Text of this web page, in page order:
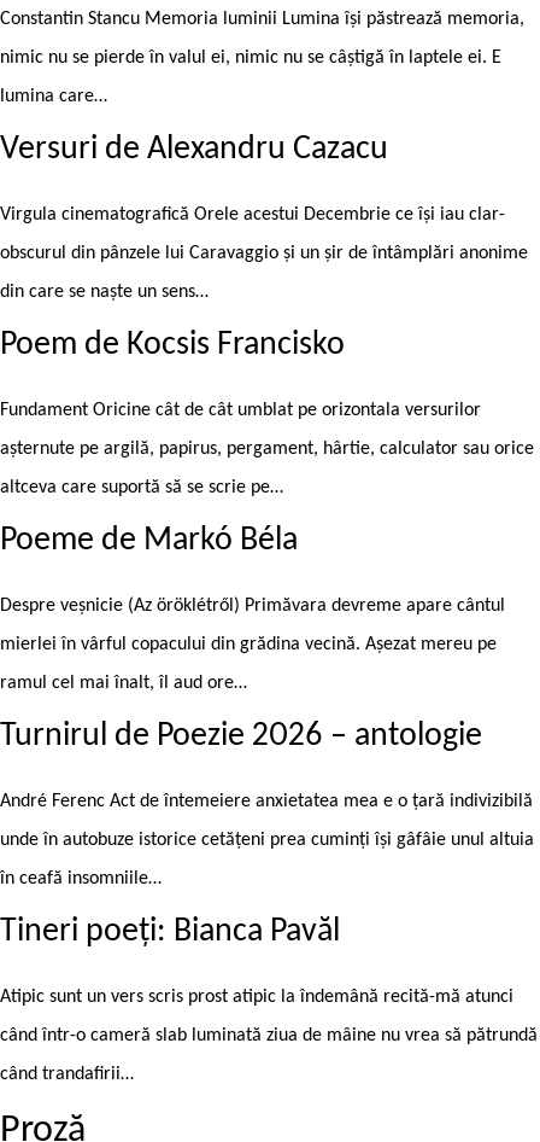
Constantin Stancu Memoria luminii Lumina îşi păstrează memoria,
nimic nu se pierde în valul ei, nimic nu se câştigă în laptele ei. E
lumina care…
Versuri de Alexandru Cazacu
Virgula cinematografică Orele acestui Decembrie ce își iau clar-
obscurul din pânzele lui Caravaggio şi un șir de întâmplări anonime
din care se naște un sens…
Poem de Kocsis Francisko
Fundament Oricine cât de cât umblat pe orizontala versurilor
așternute pe argilă, papirus, pergament, hârtie, calculator sau orice
altceva care suportă să se scrie pe…
Poeme de Markó Béla
Despre veșnicie (Az öröklétről) Primăvara devreme apare cântul
mierlei în vârful copacului din grădina vecină. Așezat mereu pe
ramul cel mai înalt, îl aud ore…
Turnirul de Poezie 2026 – antologie
André Ferenc Act de întemeiere anxietatea mea e o țară indivizibilă
unde în autobuze istorice cetățeni prea cuminți își gâfâie unul altuia
în ceafă insomniile…
Tineri poeți: Bianca Pavăl
Atipic sunt un vers scris prost atipic la îndemână recită-mă atunci
când într-o cameră slab luminată ziua de mâine nu vrea să pătrundă
când trandafirii…
Proză